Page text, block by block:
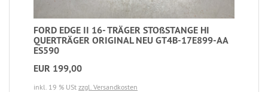
FORD EDGE II 16- TRÄGER STOßSTANGE HI
QUERTRÄGER ORIGINAL NEU GT4B-17E899-AA
ES590
EUR 199,00
inkl. 19 % USt zzgl. Versandkosten